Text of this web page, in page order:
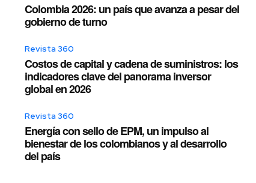
Colombia 2026: un país que avanza a pesar del
gobierno de turno
Revista 360
Costos de capital y cadena de suministros: los
indicadores clave del panorama inversor
global en 2026
Revista 360
Energía con sello de EPM, un impulso al
bienestar de los colombianos y al desarrollo
del país